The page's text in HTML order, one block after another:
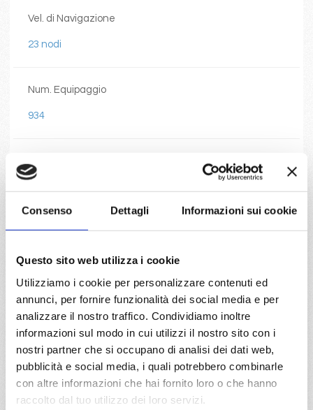
Consenso Dettagli Informazioni sui cookie
Questo sito web utilizza i cookie
Utilizziamo i cookie per personalizzare contenuti ed
annunci, per fornire funzionalità dei social media e per
analizzare il nostro traffico. Condividiamo inoltre
informazioni sul modo in cui utilizzi il nostro sito con i
nostri partner che si occupano di analisi dei dati web,
pubblicità e social media, i quali potrebbero combinarle
con altre informazioni che hai fornito loro o che hanno
raccolto dal tuo utilizzo dei loro servizi.
Vel. di Navigazione
23 nodi
Num. Equipaggio
934
Num. Passeggeri
Num. Ponti
17
Num. Cabine
1130
92600 tn.